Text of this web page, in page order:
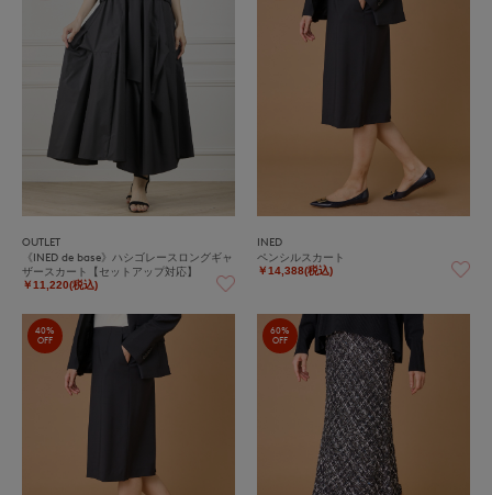
OUTLET
《INED de base》ハシゴレースロングギャ
ザースカート【セットアップ対応】
￥11,220(税込)
INED
ペンシルスカート
￥14,388(税込)
40%
OFF
60%
OFF